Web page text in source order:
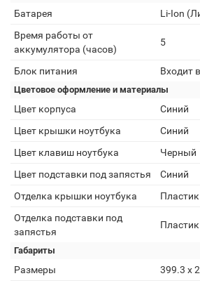
Батарея
Li-Ion
Время работы от
аккумулятора (часов)
5
Блок питания Входит
Цветовое оформление и материалы
Цвет корпуса
Синий
Цвет крышки ноутбука
Синий
Цвет клавиш ноутбука
Черный
Цвет подставки под запястья
Синий
Отделка крышки ноутбука
Пластик
Отделка подставки под
запястья
Пластик
Габариты
Размеры 399.3 х